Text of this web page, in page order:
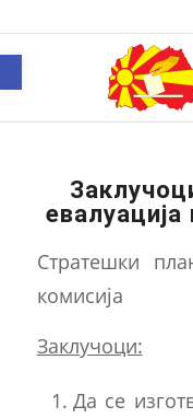
Стратешки
комисија
Заклучоци:
Да ce
Open toolbar